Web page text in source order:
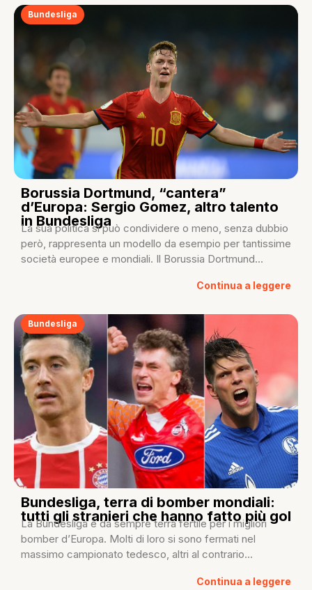
Bundesliga
Borussia Dortmund, “cantera”
d’Europa: Sergio Gomez, altro talento
in Bundesliga
La sua politica si può condividere o meno, senza dubbio
però, rappresenta un modello da esempio per tantissime
società europee e mondiali. Il Borussia Dortmund...
Continua a leggere
Bundesliga
Bundesliga, terra di bomber mondiali:
tutti gli stranieri che hanno fatto più gol
La Bundesliga è da sempre terra fertile per i migliori
bomber d’Europa. Molti di loro si sono fermati nel
massimo campionato tedesco, altri al contrario...
Continua a leggere